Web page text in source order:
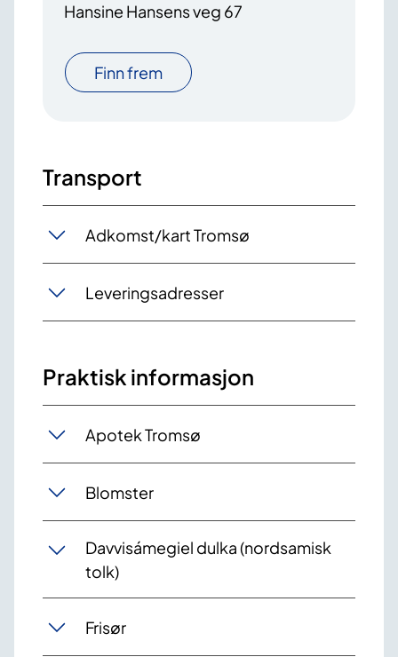
Hansine Hansens veg 67
Finn frem
Transport
Adkomst/kart Tromsø
Leveringsadresser
Praktisk informasjon
Apotek Tromsø
Blomster
Davvisámegiel dulka (nordsamisk
tolk)
Frisør